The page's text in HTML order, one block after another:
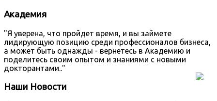
Академия
"Я уверена, что пройдет время, и вы займете
лидирующую позицию среди профессионалов бизнеса,
а может быть однажды - вернетесь в Академию и
поделитесь своим опытом и знаниями с новыми
докторантами.."
Наши Новости